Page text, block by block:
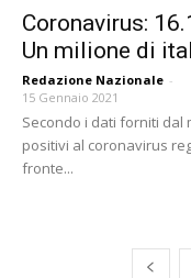
Coronavirus:
Un milione di
Redazione Nazionale -
15 Gennaio 2021
Secondo i dati forniti dal
positivi al coronavirus
fronte...